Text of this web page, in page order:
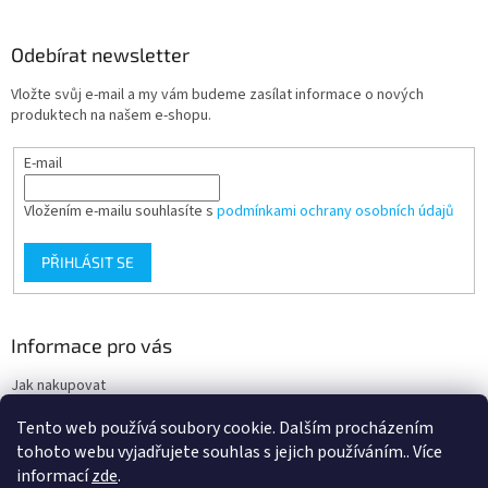
Tento web používá soubory cookie. Dalším procházením
tohoto webu vyjadřujete souhlas s jejich používáním.. Více
informacízde.
Odebírat newsletter
Vložte svůj e-mail a my vám budeme zasílat informace o nových
produktech na našem e-shopu.
E-mail
Vložením e-mailu souhlasíte s podmínkami ochrany osobních údajů
PŘIHLÁSIT SE
Informace pro vás
Jak nakupovat
Podmínky ochrany osobních údajů